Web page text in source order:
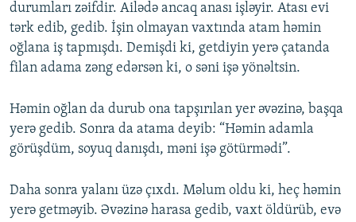
durumları zəifdir. Ailədə ancaq anası işləyir. Atası evi
tərk edib, gedib. İşin olmayan vaxtında atam həmin
oğlana iş tapmışdı. Demişdi ki, getdiyin yerə çatanda
filan adama zəng edərsən ki, o səni işə yönəltsin.
Həmin oğlan da durub ona tapşırılan yer əvəzinə, başqa
yerə gedib. Sonra da atama deyib: “Həmin adamla
görüşdüm, soyuq danışdı, məni işə götürmədi”.
Daha sonra yalanı üzə çıxdı. Məlum oldu ki, heç həmin
yerə getməyib. Əvəzinə harasa gedib, vaxt öldürüb, evə